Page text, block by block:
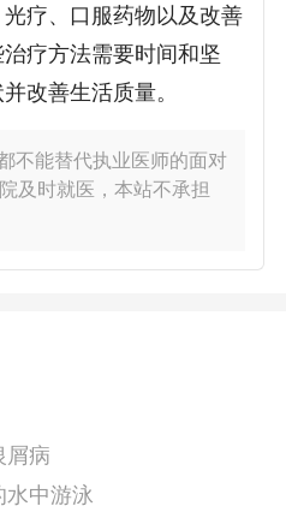
疗、口服药物以及改善
疗方法需要时间和坚
改善生活质量。
不能替代执业医师的面对
及时就医，本站不承担
屑病
中游泳